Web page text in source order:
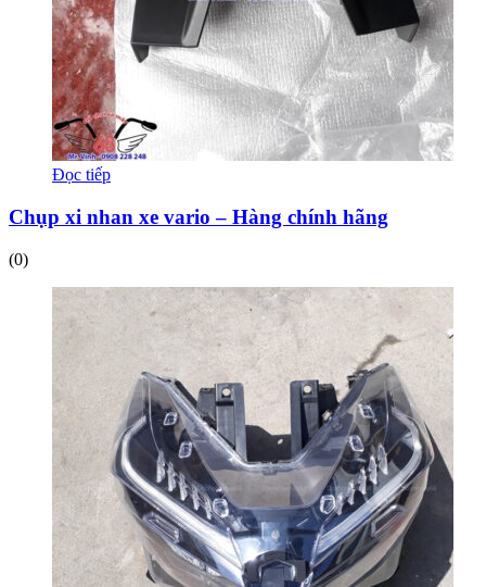
Đọc tiếp
Chụp xi nhan xe vario – Hàng chính hãng
(0)